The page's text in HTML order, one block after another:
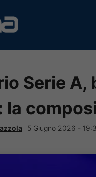
Serie A,
la
5 Giugno 2026 -